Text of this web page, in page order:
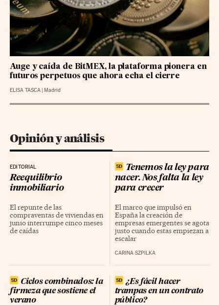
Auge y caída de BitMEX, la plataforma pionera en
futuros perpetuos que ahora echa el cierre
ELISA TASCA | Madrid
Opinión y análisis
EDITORIAL
Reequilibrio
inmobiliario
El repunte de las
compraventas de viviendas en
junio interrumpe cinco meses
de caídas
Tenemos la ley para
nacer. Nos falta la ley
para crecer
CARINA SZPILKA
El marco que impulsó en
España la creación de
empresas emergentes se agota
justo cuando estas empiezan a
escalar
Ciclos combinados: la
firmeza que sostiene el
verano
¿Es fácil hacer
trampas en un contrato
público?